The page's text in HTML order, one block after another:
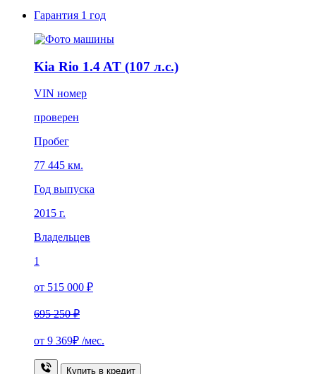
Гарантия 1 год
Kia Rio 1.4 AT (107 л.с.)
VIN номер
проверен
Пробег
77 445 км.
Год выпуска
2015 г.
Владельцев
1
от 515 000 ₽
695 250 ₽
от 9 369₽ /мес.
Купить в кредит